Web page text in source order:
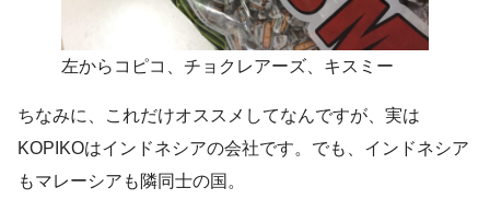
左からコピコ、チョクレアーズ、キスミー
ちなみに、これだけオススメしてなんですが、実は
KOPIKOはインドネシアの会社です。でも、インドネシア
もマレーシアも隣同士の国。